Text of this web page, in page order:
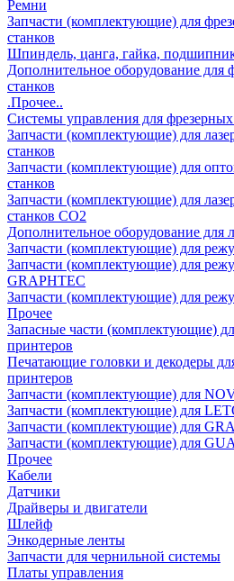
Ремни
Запчасти (комплектующие) для
станков
Шпиндель, цанга, гайка,
Дополнительное оборудование для
станков
.Прочее..
Системы управления для
Запчасти (комплектующие) для
станков
Запчасти (комплектующие) для
станков
Запчасти (комплектующие) для
станков CO2
Дополнительное оборудование для
Запчасти (комплектующие) для
Запчасти (комплектующие) для
GRAPHTEC
Запчасти (комплектующие) для
Прочее
Запасные части (комплектующие)
принтеров
Печатающие головки и декодеры
принтеров
Запчасти (комплектующие) для
Запчасти (комплектующие) для
Запчасти (комплектующие) для
Запчасти (комплектующие) для
Прочее
Кабели
Датчики
Драйверы и двигатели
Шлейф
Энкодерные ленты
Запчасти для чернильной системы
Платы управления